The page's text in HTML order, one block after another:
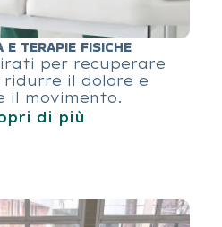
E TERAPIE FISICHE
per recuperare
il dolore e
il movimento.
di più